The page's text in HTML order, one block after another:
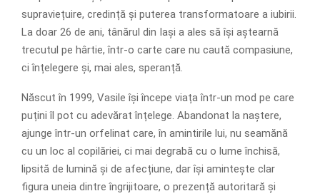
supraviețuire, credință și puterea transformatoare a iubirii.
La doar 26 de ani, tânărul din Iași a ales să își aștearnă
trecutul pe hârtie, într-o carte care nu caută compasiune,
ci înțelegere și, mai ales, speranță.
Născut în 1999, Vasile își începe viața într-un mod pe care
puțini îl pot cu adevărat înțelege. Abandonat la naștere,
ajunge într-un orfelinat care, în amintirile lui, nu seamănă
cu un loc al copilăriei, ci mai degrabă cu o lume închisă,
lipsită de lumină și de afecțiune, dar își amintește clar
figura uneia dintre îngrijitoare, o prezență autoritară și